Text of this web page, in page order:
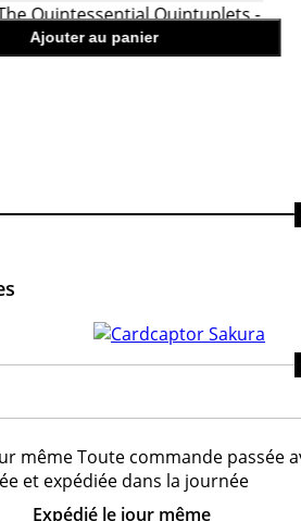
Ajouter au panier
Quintessential Quintuplets -
Nakano Kyunties
Expédié le jour même